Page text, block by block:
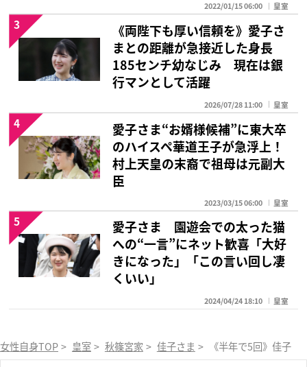
2022/01/15 06:00 皇室
《両陛下も厚い信頼を》愛子さ
まとの距離が急接近した身長
185センチ幼なじみ 現在は銀
行マンとして活躍
2026/07/28 11:00 皇室
3
愛子さま“お婿様候補”に東大卒
のハイスペ華道王子が急浮上！
村上天皇の末裔で祖母は元副大
臣
2023/03/15 06:00 皇室
4
愛子さま 園遊会での太った猫
への“一言”にネット歓喜「大好
きになった」「この言い回し凄
くいい」
2024/04/24 18:10 皇室
5
女性自身TOP > 皇室 > 秋篠宮家 > 佳子さま > 《半年で5回》佳子